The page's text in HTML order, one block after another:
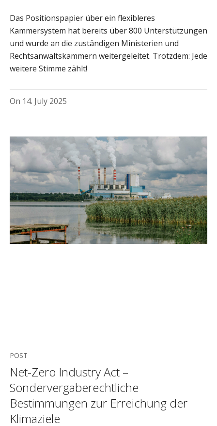
Das Positionspapier über ein flexibleres
Kammersystem hat bereits über 800 Unterstützungen
und wurde an die zuständigen Ministerien und
Rechtsanwaltskammern weitergeleitet. Trotzdem: Jede
weitere Stimme zählt!
On 14. July 2025
POST
Net-Zero Industry Act –
Sondervergaberechtliche
Bestimmungen zur Erreichung der
Klimaziele